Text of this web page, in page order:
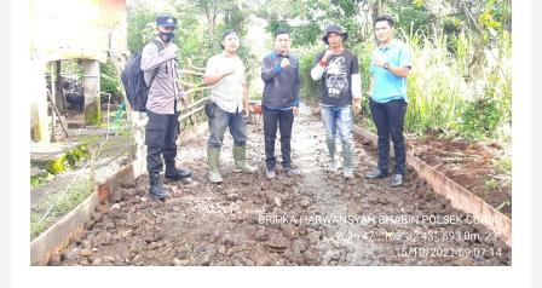
Curup
Beri
Himbauan